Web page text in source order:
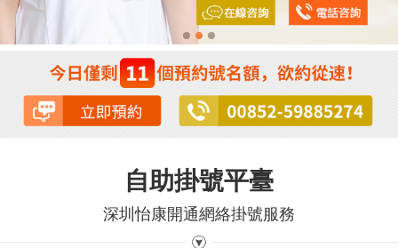
自助掛號平臺
深圳怡康開通網絡掛號服務